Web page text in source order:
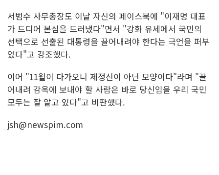
서범수 사무총장도 이날 자신의 페이스북에 "이재명 대표
가 드디어 본심을 드러냈다"면서 "강화 유세에서 국민의
선택으로 선출된 대통령을 끌어내려야 한다는 극언을 퍼부
었다"고 강조했다.
이어 "11월이 다가오니 제정신이 아닌 모양이다"라며 "끌
어내려 감옥에 보내야 할 사람은 바로 당신임을 우리 국민
모두는 잘 알고 있다"고 비판했다.
jsh@newspim.com